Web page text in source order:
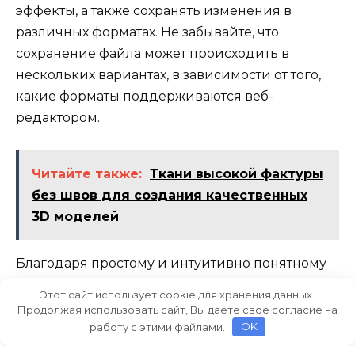
эффекты, а также сохранять изменения в
различных форматах. Не забывайте, что
сохранение файла может происходить в
нескольких вариантах, в зависимости от того,
какие форматы поддерживаются веб-
редактором.
Читайте также: Ткани высокой фактуры
без швов для создания качественных
3D моделей
Благодаря простому и интуитивно понятному
становится доступным даже тем, кто не имеет
глубоких познаний в этой области. Вы можете
Этот сайт использует cookie для хранения данных.
Продолжая использовать сайт, Вы даете свое согласие на
работу с этими файлами.
OK